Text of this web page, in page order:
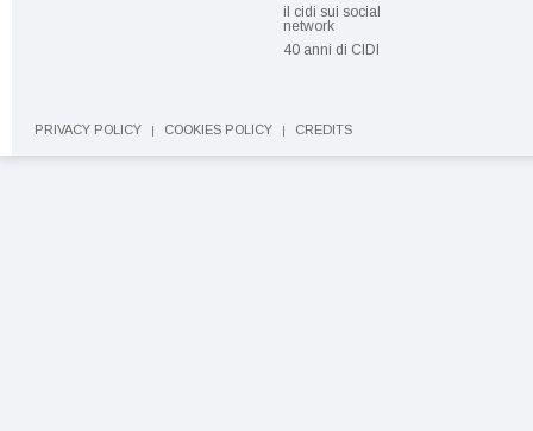
il cidi sui social
network
40 anni di CIDI
PRIVACY POLICY COOKIES POLICY CREDITS